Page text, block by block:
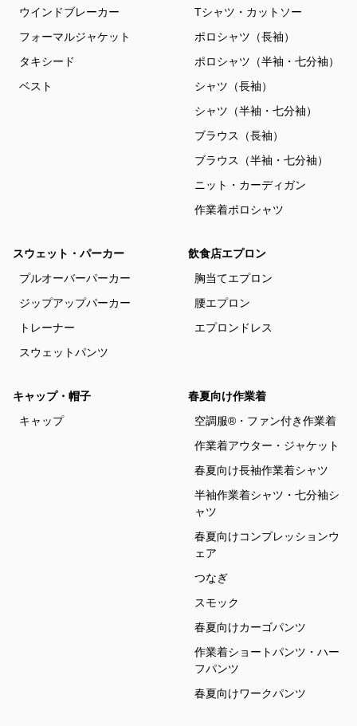
ウインドブレーカー
フォーマルジャケット
タキシード
ベスト
Tシャツ・カットソー
ポロシャツ（長袖）
ポロシャツ（半袖・七分袖）
シャツ（長袖）
シャツ（半袖・七分袖）
ブラウス（長袖）
ブラウス（半袖・七分袖）
ニット・カーディガン
作業着ポロシャツ
スウェット・パーカー
プルオーバーパーカー
ジップアップパーカー
トレーナー
スウェットパンツ
飲食店エプロン
胸当てエプロン
腰エプロン
エプロンドレス
キャップ・帽子
キャップ
春夏向け作業着
空調服®・ファン付き作業着
作業着アウター・ジャケット
春夏向け長袖作業着シャツ
半袖作業着シャツ・七分袖シ
ャツ
春夏向けコンプレッションウ
ェア
つなぎ
スモック
春夏向けカーゴパンツ
作業着ショートパンツ・ハー
フパンツ
春夏向けワークパンツ